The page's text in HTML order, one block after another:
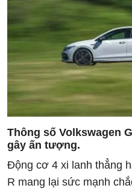
Thông số Volkswagen
gây ấn tượng.
Động cơ 4 xi lanh thẳng
R mang lại sức mạnh